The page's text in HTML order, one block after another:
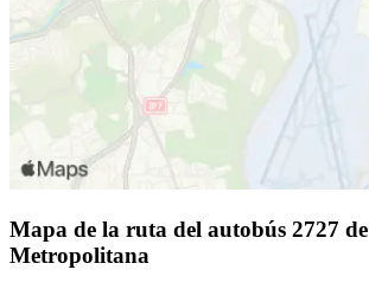
Mapa de la ruta del autobús 2727
Metropolitana